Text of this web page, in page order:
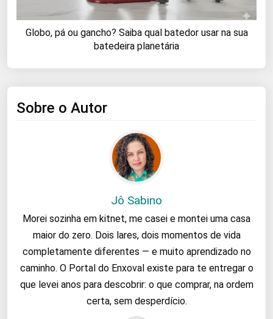
Globo, pá ou gancho? Saiba qual batedor usar na sua
batedeira planetária
Sobre o Autor
Jô Sabino
Morei sozinha em kitnet, me casei e montei uma casa
maior do zero. Dois lares, dois momentos de vida
completamente diferentes — e muito aprendizado no
caminho. O Portal do Enxoval existe para te entregar o
que levei anos para descobrir: o que comprar, na ordem
certa, sem desperdício.